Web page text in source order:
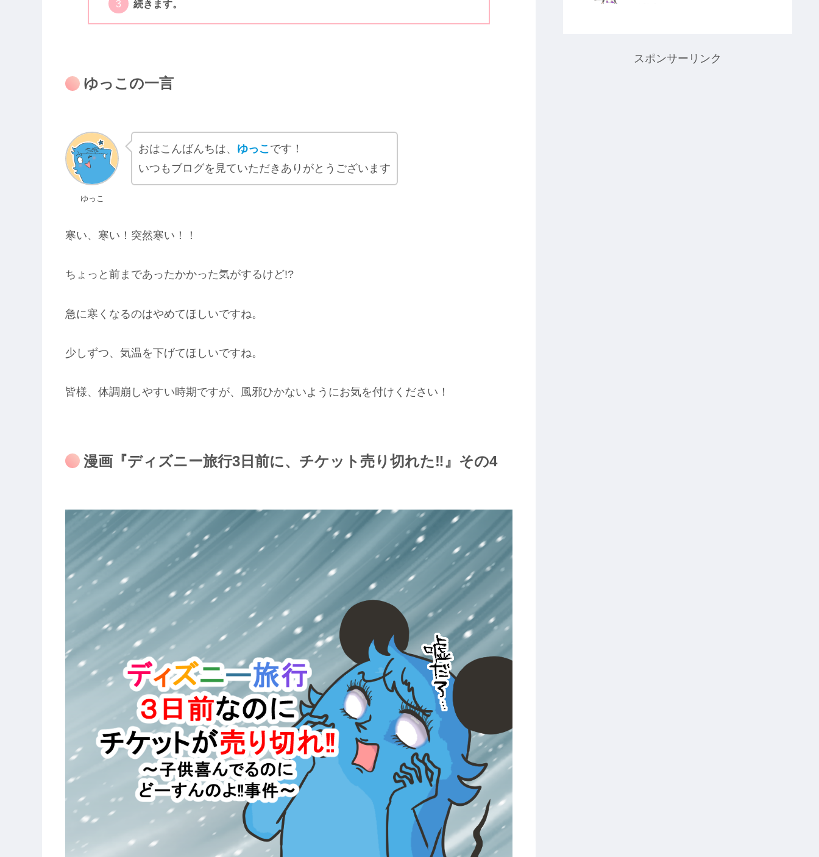
続きます。
ゆっこの一言
ゆっこ
おはこんばんちは、 ゆっこです！
いつもブログを見ていただきありがとうございます
寒い、寒い！突然寒い！！
ちょっと前まであったかかった気がするけど!?
急に寒くなるのはやめてほしいですね。
少しずつ、気温を下げてほしいですね。
皆様、体調崩しやすい時期ですが、風邪ひかないようにお気を付けください！
漫画『ディズニー旅行3日前に、チケット売り切れた‼』その4
スポンサーリンク